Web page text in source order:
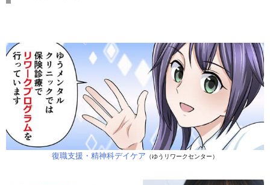
復職支援・精神科デイケア （ゆうリワークセンター）